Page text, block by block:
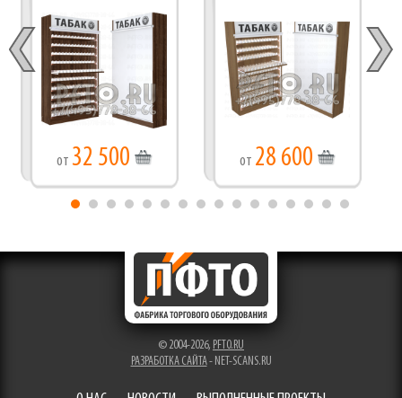
от 32 500 от 28 600
© 2004-2026, PFTO.RU
РАЗРАБОТКА САЙТА- NET-SCANS.RU